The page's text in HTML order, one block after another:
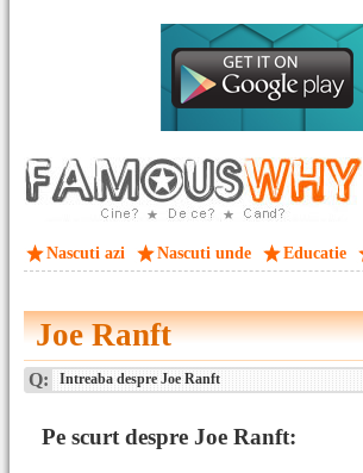
Nascuti azi Nascuti unde Educatie
Joe Ranft
Q: Intreaba despre Joe Ranft
Pe scurt despre Joe Ranft: